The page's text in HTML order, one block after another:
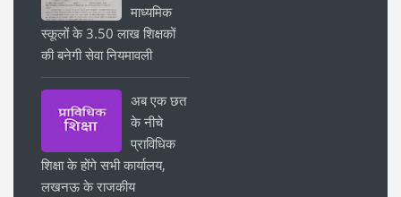
माध्यमिक
स्कूलों के 3.50 लाख शिक्षकों
की बनेगी सेवा नियमावली
अब एक छत
के नीचे
प्राविधिक
शिक्षा के होंगे सभी कार्यालय,
लखनऊ के राजकीय